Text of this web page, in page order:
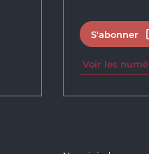
S'abonner
Voir les